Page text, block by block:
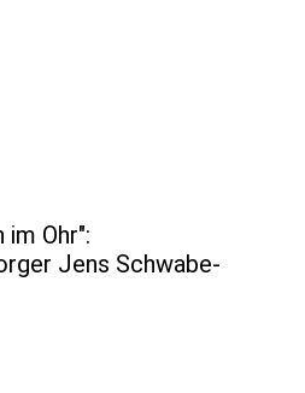
im Ohr":
Jens Schwabe-